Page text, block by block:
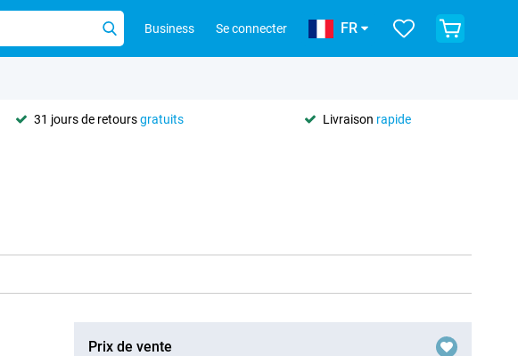
Business Se connecter FR
31 jours de retoursgratuits Livraison rapide
Prix de vente